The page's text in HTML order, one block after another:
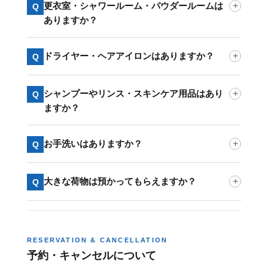
Q 更衣室・シャワールーム・パウダールームは
ありますか？
+
Q ドライヤー・ヘアアイロンはありますか？ +
Q シャンプーやリンス・スキンケア用品はあり
ますか？
+
Q お手洗いはありますか？ +
Q 大きな荷物は預かってもらえますか？ +
RESERVATION & CANCELLATION
予約・キャンセルについて